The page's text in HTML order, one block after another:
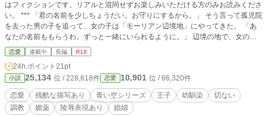
はフィクションです。リアルと混同せずお楽しみいただける方のみお読みくださ
い。 *** 「君の名前を少しちょうだい。お守りにするから。」 そう言って孤児院
を去った男の子を追って、女の子は「モーリアン辺境地」にやってきた。 「あ
なたの名前ももらうわ。ずっと一緒にいられるように。」 辺境の地で、女の子
は男の子の名前を1部もらい「うさこ」と名乗る事にした。 *** モーリアン辺境
地はモリガン様という破壊神を祀っており、モリガン様と契約した者を「モリガ
ナ」と呼び、モリガン様から不思議な力をひとつ分けてもらえる。そして、少年
は現在行われている戦争へ兵士として送り出し、少女は資金集めのために娼婦と
して都市に送り出されていた。辺境伯は施設から子どもを購入し、育てて送り出
すことで、モリガン様と領地を守っていたのだった。 男の子は「左京」と名乗
っており、彼も兵士となるためにモリガナとして育てられ、少年となり、戦場へ
恋愛 連載中 長編 R18
24h.ポイント 21pt
小説 25,134 位 / 228,618件 恋愛 10,901 位 / 66,320件
恋愛 残酷な描写あり 青い空シリーズ 王子 幼馴染
切ない
調教
媚薬 陵辱表現あり 娼婦